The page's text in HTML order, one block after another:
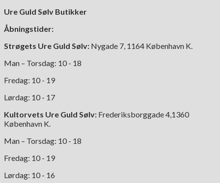
Ure Guld Sølv Butikker
Åbningstider:
Strøgets Ure Guld Sølv: Nygade 7, 1164 København K.
Man – Torsdag: 10 - 18
Fredag: 10 - 19
Lørdag: 10 - 17
Kultorvets Ure Guld Sølv: Frederiksborggade 4,1360
København K.
Man – Torsdag: 10 - 18
Fredag: 10 - 19
Lørdag: 10 - 16